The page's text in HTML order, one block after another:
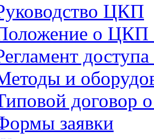
ЦКП
о
и
договор
заявки